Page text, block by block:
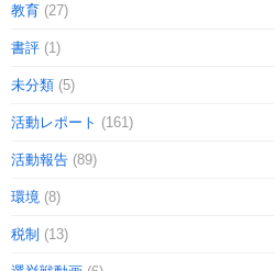
教育 (27)
書評 (1)
未分類 (5)
活動レポート (161)
活動報告 (89)
環境 (8)
税制 (13)